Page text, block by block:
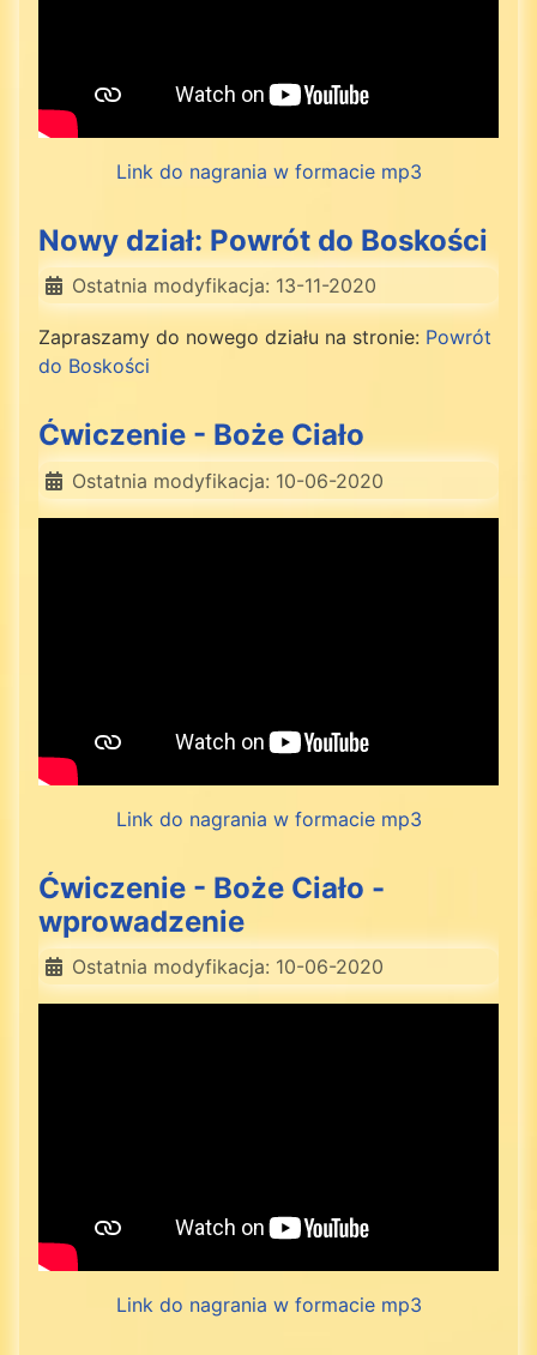
Link do nagrania w formacie mp3
Nowy dział: Powrót do Boskości
Ostatnia modyfikacja: 13-11-2020
Zapraszamy do nowego działu na stronie: Powrót
do Boskości
Ćwiczenie - Boże Ciało
Ostatnia modyfikacja: 10-06-2020
Link do nagrania w formacie mp3
Ćwiczenie - Boże Ciało -
wprowadzenie
Ostatnia modyfikacja: 10-06-2020
Link do nagrania w formacie mp3